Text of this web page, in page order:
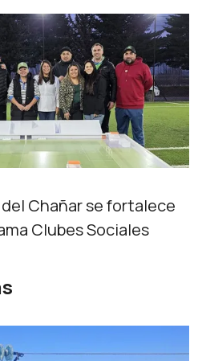
Chañar se fortalece
Clubes Sociales